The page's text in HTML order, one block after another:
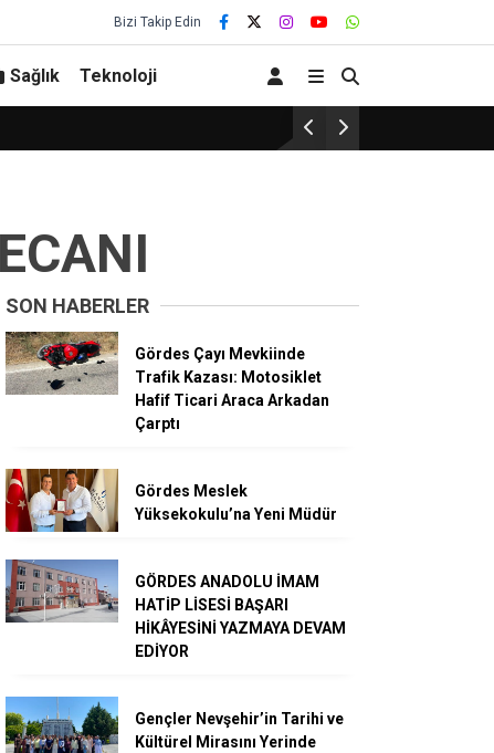
Bizi Takip Edin
Sağlık Teknoloji
Gelenek bozulmadı… Başarı bu
SON HABERLER
Gördes Çayı Mevkiinde
Trafik Kazası: Motosiklet
Hafif Ticari Araca Arkadan
Çarptı
Gördes Meslek
Yüksekokulu’na Yeni Müdür
GÖRDES ANADOLU İMAM
HATİP LİSESİ BAŞARI
HİKÂYESİNİ YAZMAYA DEVAM
EDİYOR
Gençler Nevşehir’in Tarihi ve
Kültürel Mirasını Yerinde